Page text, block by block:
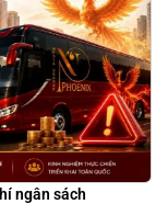
ngân sách